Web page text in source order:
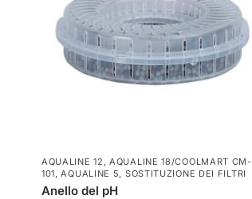
AQUALINE 12 ,AQUALINE 18/COOLMART CM-
101,AQUALINE 5, SOSTITUZIONE DEI FILTRI
Anello del pH